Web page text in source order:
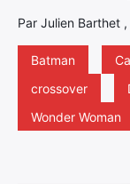
Par Julien Barthet
Batman
crossover
Wonder Woman